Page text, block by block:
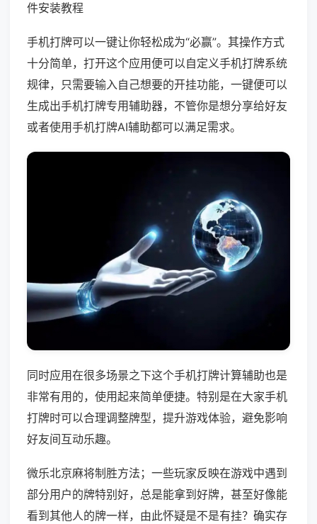
件安装教程
手机打牌可以一键让你轻松成为“必赢”。其操作方式
十分简单，打开这个应用便可以自定义手机打牌系统
规律，只需要输入自己想要的开挂功能，一键便可以
生成出手机打牌专用辅助器，不管你是想分享给好友
或者使用手机打牌AI辅助都可以满足需求。
同时应用在很多场景之下这个手机打牌计算辅助也是
非常有用的，使用起来简单便捷。特别是在大家手机
打牌时可以合理调整牌型，提升游戏体验，避免影响
好友间互动乐趣。
微乐北京麻将制胜方法；一些玩家反映在游戏中遇到
部分用户的牌特别好，总是能拿到好牌，甚至好像能
看到其他人的牌一样，由此怀疑是不是有挂？确实存